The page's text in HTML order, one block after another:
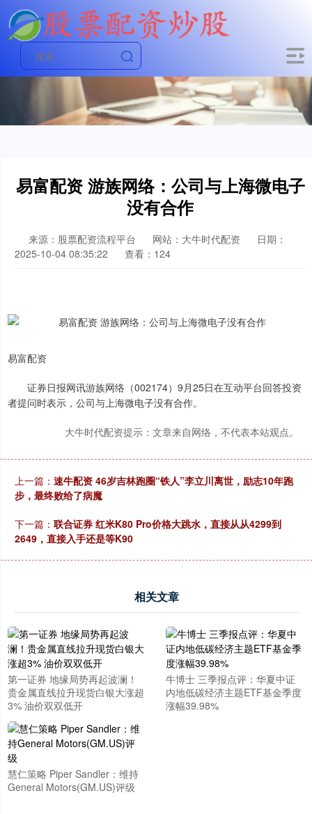
易富配资 游族网络：公司与上海微电子
没有合作
来源：股票配资流程平台 网站：大牛时代配资
日期：
2025-10-04 08:35:22
查看：124
易富配资
证券日报网讯游族网络（002174）9月25日在互动平台回答投资
者提问时表示，公司与上海微电子没有合作。
大牛时代配资提示：文章来自网络，不代表本站观点。
上一篇： 速牛配资 46岁吉林跑圈“铁人”李立川离世，励志10年跑
步，最终败给了病魔
下一篇： 联合证券 红米K80 Pro价格大跳水，直接从从4299到
2649，直接入手还是等K90
相关文章
第一证券 地缘局势再起波澜！
贵金属直线拉升现货白银大涨超
3% 油价双双低开
牛博士 三季报点评：华夏中证
内地低碳经济主题ETF基金季度
涨幅39.98%
慧仁策略 Piper Sandler：维持
General Motors(GM.US)评级